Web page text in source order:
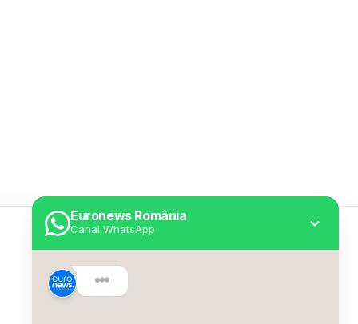
Euronews România
Canal WhatsApp
Despre Euronews